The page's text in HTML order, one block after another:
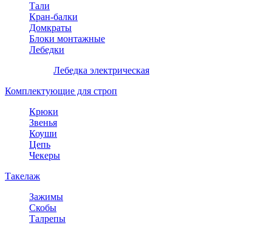
Тали
Кран-балки
Домкраты
Блоки монтажные
Лебедки
Лебедка электрическая
Комплектующие для строп
Крюки
Звенья
Коуши
Цепь
Чекеры
Такелаж
Зажимы
Скобы
Талрепы